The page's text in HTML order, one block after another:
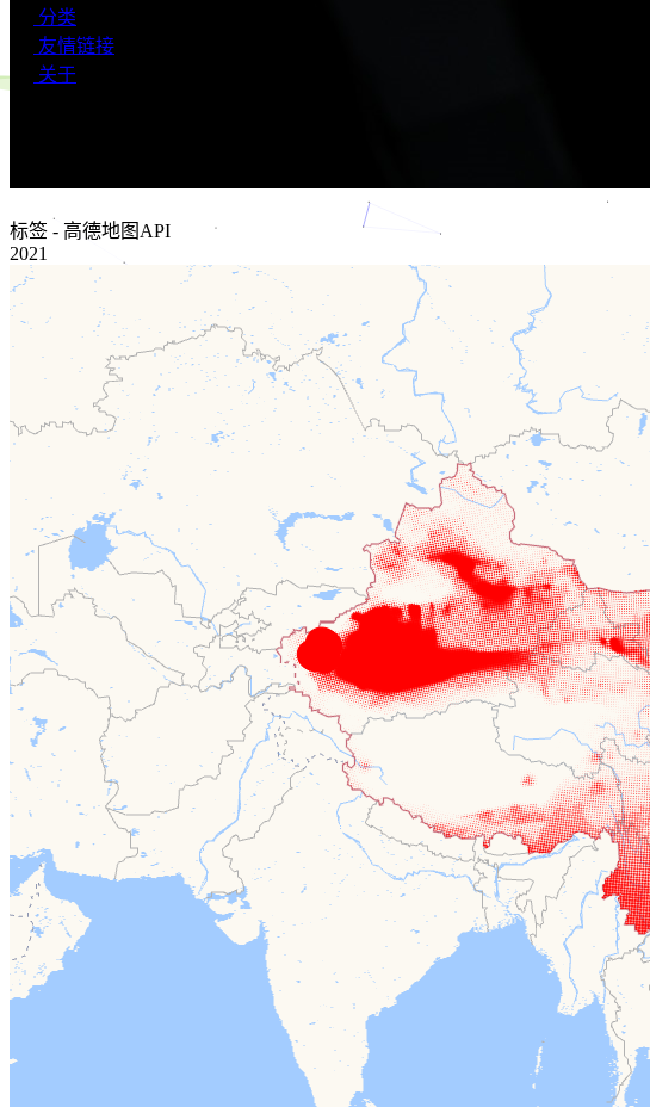
分类
友情链接
关于
标签 - 高德地图API
2021